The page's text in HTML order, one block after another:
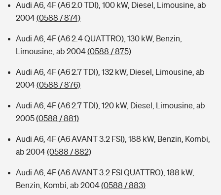
Audi A6, 4F (A6 2.0 TDI), 100 kW, Diesel, Limousine, ab
2004(0588 / 874)
Audi A6, 4F (A6 2.4 QUATTRO), 130 kW, Benzin,
Limousine, ab 2004(0588 / 875)
Audi A6, 4F (A6 2.7 TDI), 132 kW, Diesel, Limousine, ab
2004(0588 / 876)
Audi A6, 4F (A6 2.7 TDI), 120 kW, Diesel, Limousine, ab
2005(0588 / 881)
Audi A6, 4F (A6 AVANT 3.2 FSI), 188 kW, Benzin, Kombi,
ab 2004(0588 / 882)
Audi A6, 4F (A6 AVANT 3.2 FSI QUATTRO), 188 kW,
Benzin, Kombi, ab 2004(0588 / 883)